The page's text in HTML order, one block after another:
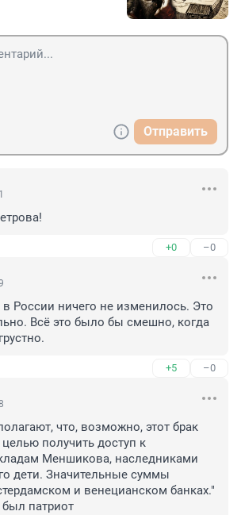
Отправить
+0 –0
в России ничего не изменилось. Это
Всё это было бы смешно, когда
+5 –0
что, возможно, этот брак
получить доступ к
Меншикова, наследниками
дети. Значительные суммы
и венецианском банках."
патриот